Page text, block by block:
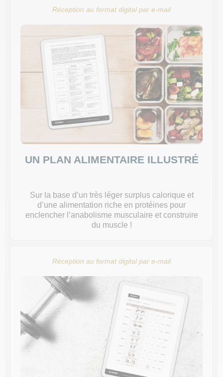
Réception au format digital par e-mail
UN PLAN ALIMENTAIRE ILLUSTRÉ
Sur la base d’un très léger surplus calorique et
d’une alimentation riche en protéines pour
enclencher l’anabolisme musculaire et construire
du muscle !
Réception au format digital par e-mail